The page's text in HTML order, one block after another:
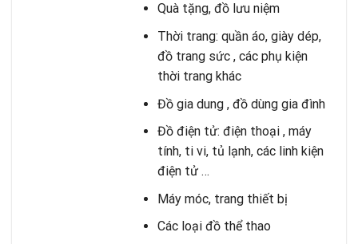
Quà tặng, đồ lưu niệm
Thời trang: quần áo, giày dép,
đồ trang sức , các phụ kiện
thời trang khác
Đồ gia dung , đồ dùng gia đình
Đồ điện tử: điện thoại , máy
tính, ti vi, tủ lạnh, các linh kiện
điện tử …
Máy móc, trang thiết bị
Các loại đồ thể thao